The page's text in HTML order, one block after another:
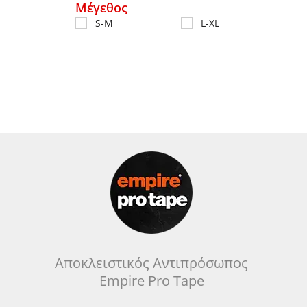
Μέγεθος
S-M L-XL
Αποκλειστικός Αντιπρόσωπος
Empire Pro Tape